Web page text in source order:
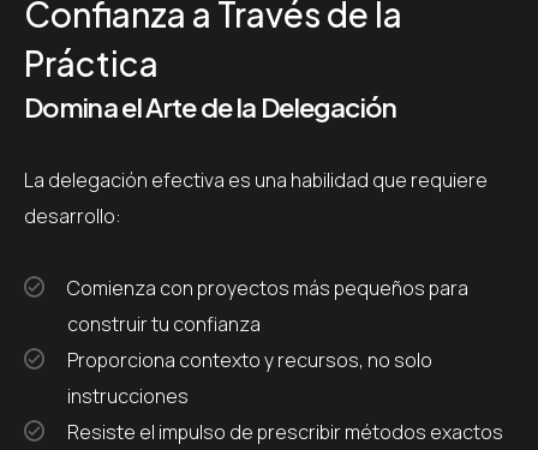
Confianza a Través de la
Práctica
Domina el Arte de la Delegación
La delegación efectiva es una habilidad que requiere
desarrollo:
Comienza con proyectos más pequeños para
construir tu confianza
Proporciona contexto y recursos, no solo
instrucciones
Resiste el impulso de prescribir métodos exactos